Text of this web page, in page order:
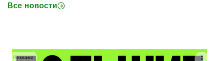
Все новости
Реклама